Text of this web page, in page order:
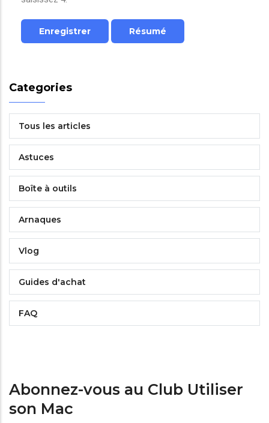
Categories
Tous les articles
Astuces
Boîte à outils
Arnaques
Vlog
Guides d'achat
FAQ
Abonnez-vous au Club Utiliser
son Mac